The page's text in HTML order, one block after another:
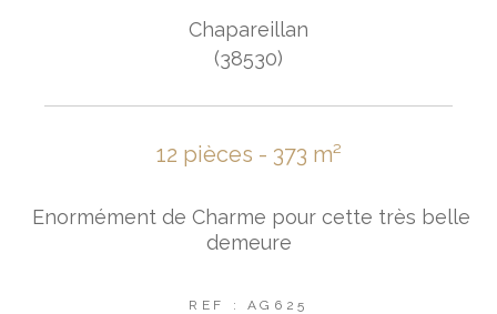
Chapareillan
(38530)
12 pièces - 373 m²
Enormément de Charme pour cette très belle
demeure
REF : AG625